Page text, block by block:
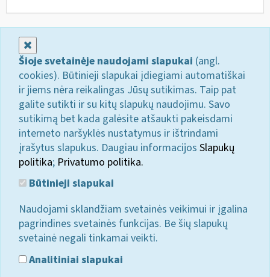
Šioje svetainėje naudojami slapukai (angl.
cookies). Būtinieji slapukai įdiegiami automatiškai
ir jiems nėra reikalingas Jūsų sutikimas. Taip pat
galite sutikti ir su kitų slapukų naudojimu. Savo
sutikimą bet kada galėsite atšaukti pakeisdami
interneto naršyklės nustatymus ir ištrindami
įrašytus slapukus. Daugiau informacijos Slapukų
politika; Privatumo politika.
Būtinieji slapukai
Naudojami sklandžiam svetainės veikimui ir įgalina
pagrindines svetainės funkcijas. Be šių slapukų
svetainė negali tinkamai veikti.
Analitiniai slapukai